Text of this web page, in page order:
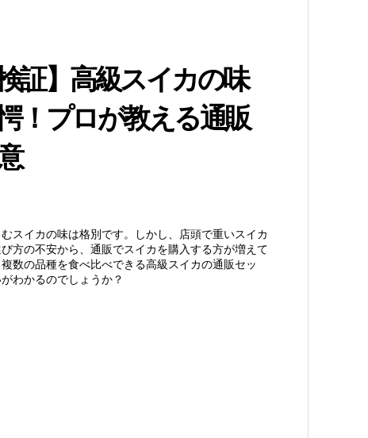
証】高級スイカの味
！プロが教える通販
スイカの味は格別です。しかし、店頭で重いスイカ
方の不安から、通販でスイカを購入する方が増えて
数の品種を食べ比べできる高級スイカの通販セッ
わかるのでしょうか？